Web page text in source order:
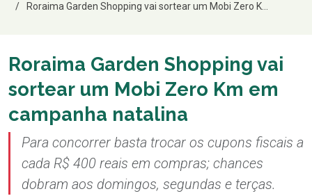
Roraima Garden Shopping vai sortear um Mobi Zero K...
Roraima Garden Shopping vai
sortear um Mobi Zero Km em
campanha natalina
Para concorrer basta trocar os cupons fiscais a
cada R$ 400 reais em compras; chances
dobram aos domingos, segundas e terças.